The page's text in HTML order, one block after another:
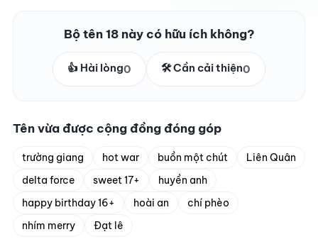
Bộ tên 18 này có hữu ích không?
👍 Hài lòng0 🛠️ Cần cải thiện0
Tên vừa được cộng đồng đóng góp
trường giang hot war buồn một chút
Liên Quân
delta force
sweet 17+
huyền anh
happy birthday 16+
hoài an
chí phèo
nhím merry
Đạt lê